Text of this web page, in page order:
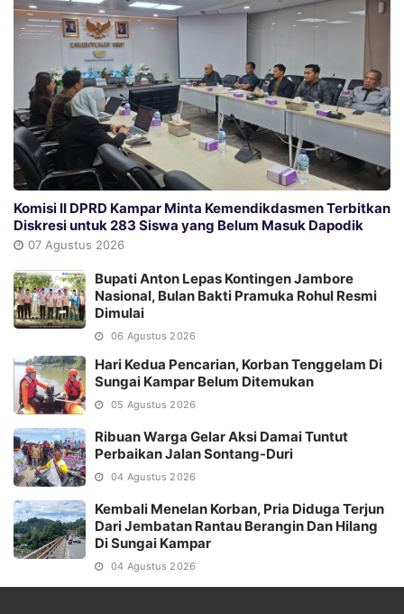
Komisi II DPRD Kampar Minta Kemendikdasmen Terbitkan
Diskresi untuk 283 Siswa yang Belum Masuk Dapodik
07 Agustus 2026
Bupati Anton Lepas Kontingen Jambore
Nasional, Bulan Bakti Pramuka Rohul Resmi
Dimulai
06 Agustus 2026
Hari Kedua Pencarian, Korban Tenggelam Di
Sungai Kampar Belum Ditemukan
05 Agustus 2026
Ribuan Warga Gelar Aksi Damai Tuntut
Perbaikan Jalan Sontang-Duri
04 Agustus 2026
Kembali Menelan Korban, Pria Diduga Terjun
Dari Jembatan Rantau Berangin Dan Hilang
Di Sungai Kampar
04 Agustus 2026